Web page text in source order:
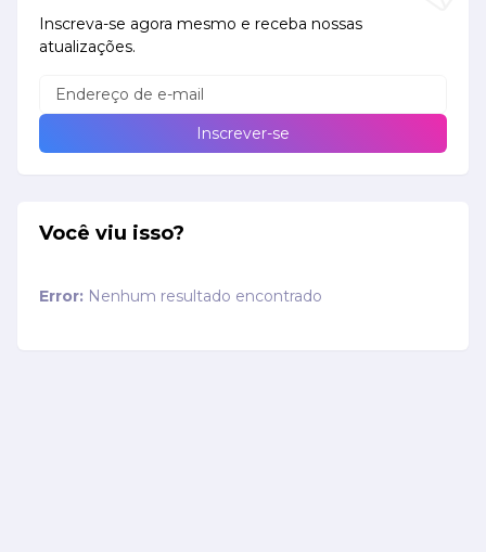
Inscreva-se agora mesmo e receba nossas
atualizações.
Você viu isso?
Error: Nenhum resultado encontrado